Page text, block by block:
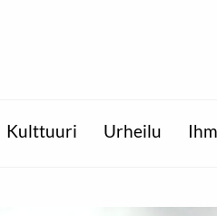
Kulttuuri Urheilu